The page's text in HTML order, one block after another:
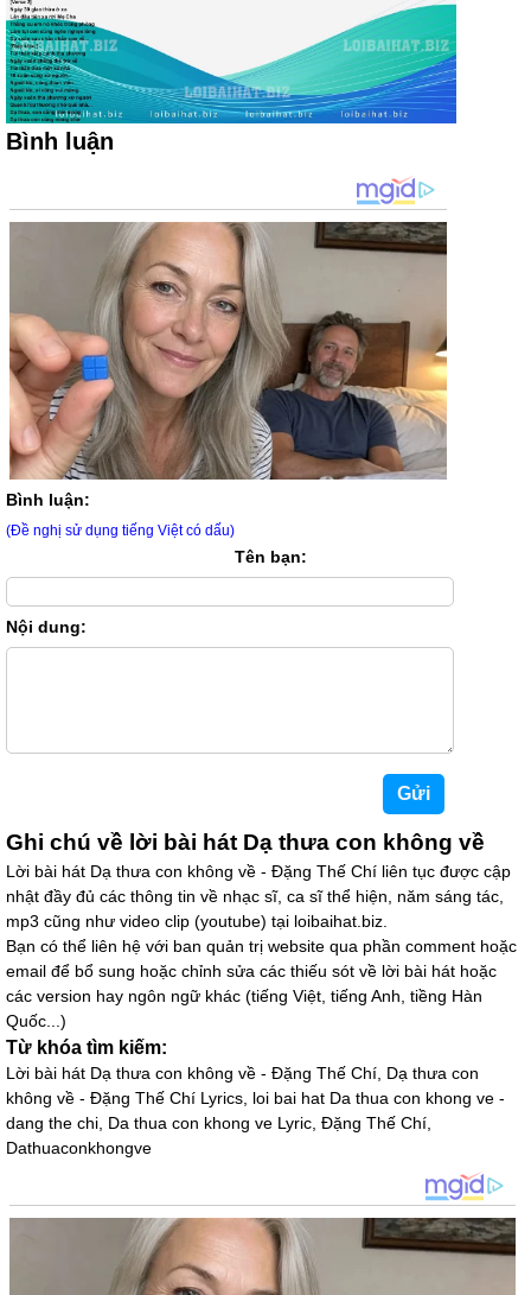
Bình luận
Bình luận:
(Đề nghị sử dụng tiếng Việt có dấu)
Tên bạn:
Nội dung:
Ghi chú về lời bài hát Dạ thưa con không về
Lời bài hát Dạ thưa con không về - Đặng Thế Chí liên tục được cập
nhật đầy đủ các thông tin về nhạc sĩ, ca sĩ thể hiện, năm sáng tác,
mp3 cũng như video clip (youtube) tại loibaihat.biz.
Bạn có thể liên hệ với ban quản trị website qua phần comment hoặc
email để bổ sung hoặc chỉnh sửa các thiếu sót về lời bài hát hoặc
các version hay ngôn ngữ khác (tiếng Việt, tiếng Anh, tiềng Hàn
Quốc...)
Từ khóa tìm kiếm:
Lời bài hát Dạ thưa con không về - Đặng Thế Chí, Dạ thưa con
không về - Đặng Thế Chí Lyrics, loi bai hat Da thua con khong ve -
dang the chi, Da thua con khong ve Lyric, Đặng Thế Chí,
Dathuaconkhongve